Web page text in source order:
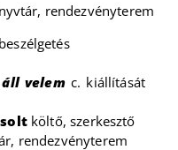
rendezvényterem
velemc. kiállítását
költő, szerkesztő
rendezvényterem